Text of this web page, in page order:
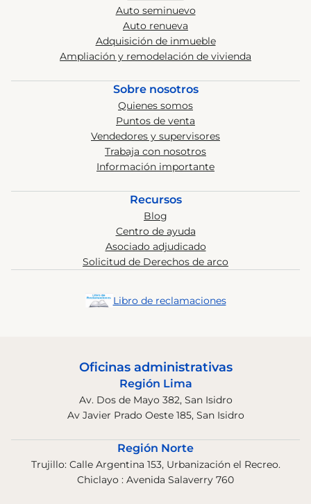
Auto seminuevo
Auto renueva
Adquisición de inmueble
Ampliación y remodelación de vivienda
Sobre nosotros
Quienes somos
Puntos de venta
Vendedores y supervisores
Trabaja con nosotros
Información importante
Recursos
Blog
Centro de ayuda
Asociado adjudicado
Solicitud de Derechos de arco
Libro de reclamaciones
Oficinas administrativas
Región Lima
Av. Dos de Mayo 382, San Isidro
Av Javier Prado Oeste 185, San Isidro
Región Norte
Trujillo: Calle Argentina 153, Urbanización el Recreo.
Chiclayo : Avenida Salaverry 760